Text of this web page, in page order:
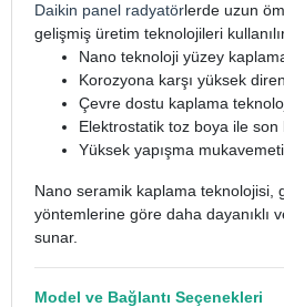
Daikin panel radyatörlerde uzun
gelişmiş üretim teknolojileri
Nano teknoloji yüzey
Korozyona karşı yüksek
Çevre dostu kaplama
Elektrostatik toz boya ile son
Yüksek yapışma mukavemeti
Nano seramik kaplama teknolojisi,
yöntemlerine göre daha dayanıklı
sunar.
Model ve Bağlantı Seçenekleri